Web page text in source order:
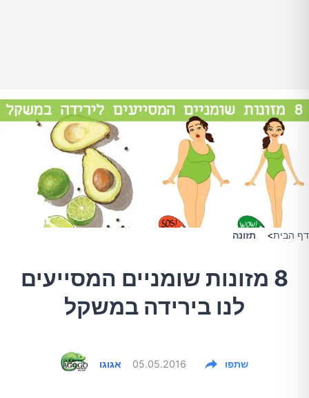
דף הבית> תזונה
8 מזונות שומניים המסייעים
לנו בירידה במשקל
אגוגו 05.05.2016 שתפו